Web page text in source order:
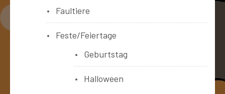
Faultiere
Feste/Feiertage
Geburtstag
Halloween